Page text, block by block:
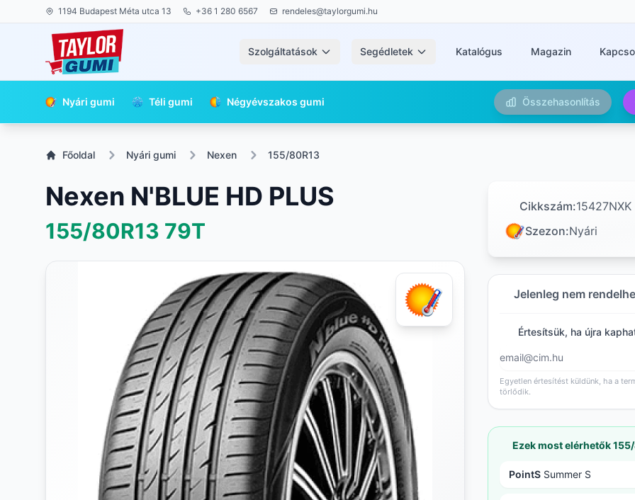
1194 Budapest Méta utca 13 +36 1 280 6567 rendeles@taylorgumi.hu
Szolgáltatások Segédletek Katalógus Magazin
Nyári gumi Téli gumi Négyévszakos gumi Összehasonlítás
Főoldal Nyári gumi Nexen 155/80R13
Nexen N'BLUE HD PLUS
155/80R13 79T
Cikkszám:15427NXK
Szezon:Nyári
Jelenleg nem
Értesítsük, ha újra
Egyetlen értesítést küldünk, ha a
törlődik.
Ezek most elérhetők
PointS Summer S